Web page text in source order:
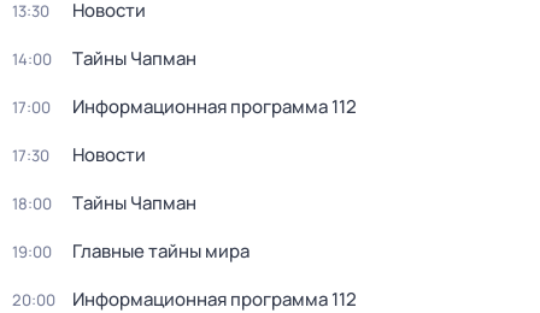
13:30 Новости
14:00 Тaйны Чапман
17:00 Информационная программа 112
17:30 Новости
18:00 Тaйны Чапман
19:00 Главные тайны мира
20:00 Информационная программа 112